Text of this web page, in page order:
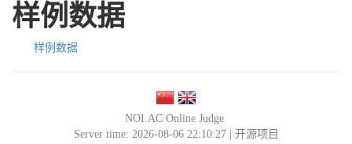
样例数据
样例数据
NOI.AC Online Judge
Server time: 2026-08-06 22:10:27 | 开源项目